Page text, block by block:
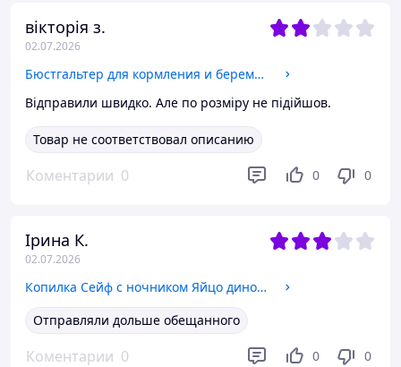
вікторія з.
02.07.2026
Бюстгальтер для кормления и беременных бесшовный с регулируемыми бретелями Размер 34 (75) Светло-серый
Відправили швидко. Але по розміру не підійшов.
Товар не соответствовал описанию
Коментарии 0 0 0
Ірина К.
02.07.2026
Копилка Сейф с ночником Яйцо динозавра с кодовым замком и отпечатком пальца электронная интерактивная детский
Отправляли дольше обещанного
Коментарии 0 0 0